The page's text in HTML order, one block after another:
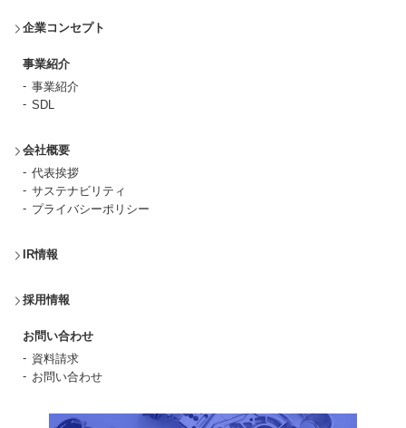
企業コンセプト
事業紹介
事業紹介
SDL
会社概要
代表挨拶
サステナビリティ
プライバシーポリシー
IR情報
採用情報
お問い合わせ
資料請求
お問い合わせ